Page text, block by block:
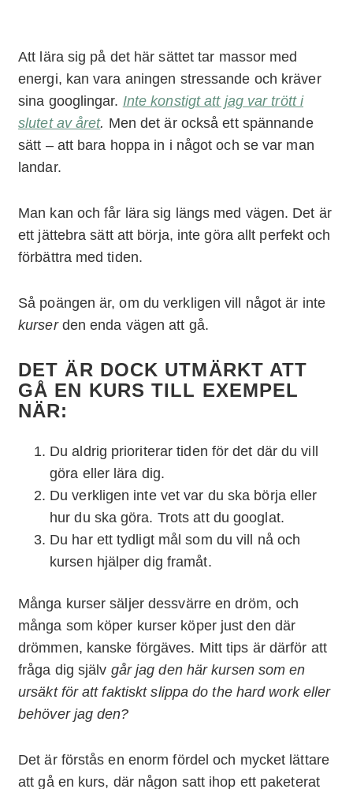
Att lära sig på det här sättet tar massor med
energi, kan vara aningen stressande och kräver
sina googlingar. Inte konstigt att jag var trött i
slutet av året. Men det är också ett spännande
sätt – att bara hoppa in i något och se var man
landar.
Man kan och får lära sig längs med vägen. Det är
ett jättebra sätt att börja, inte göra allt perfekt och
förbättra med tiden.
Så poängen är, om du verkligen vill något är inte
kurserden enda vägen att gå.
DET ÄR DOCK UTMÄRKT ATT
GÅ EN KURS TILL EXEMPEL
NÄR:
Du aldrig prioriterar tiden för det där du vill
göra eller lära dig.
Du verkligen inte vet var du ska börja eller
hur du ska göra. Trots att du googlat.
Du har ett tydligt mål som du vill nå och
kursen hjälper dig framåt.
Många kurser säljer dessvärre en dröm, och
många som köper kurser köper just den där
drömmen, kanske förgäves. Mitt tips är därför att
fråga dig själv går jag den här kursen som en
ursäkt för att faktiskt slippa do the hard work eller
behöver jag den?
Det är förstås en enorm fördel och mycket lättare
att gå en kurs, där någon satt ihop ett paketerat